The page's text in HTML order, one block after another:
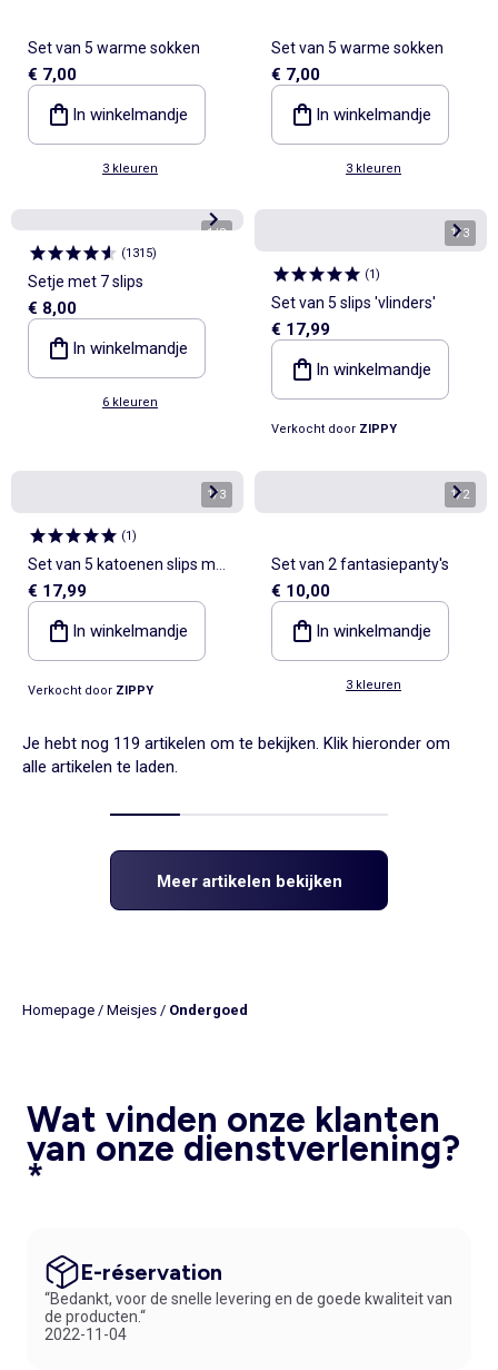
Set van 5 warme sokken
€ 7,00
In winkelmandje
3 kleuren
Set van 5 warme sokken
€ 7,00
In winkelmandje
3 kleuren
1/8
(1315)
Setje met 7 slips
€ 8,00
In winkelmandje
6 kleuren
1/3
(1)
Set van 5 slips 'vlinders'
€ 17,99
In winkelmandje
Verkocht door ZIPPY
1/3
(1)
Set van 5 katoenen slips met
sterrenmotief
€ 17,99
In winkelmandje
Verkocht door ZIPPY
1/2
Set van 2 fantasiepanty's
€ 10,00
In winkelmandje
3 kleuren
Je hebt nog 119 artikelen om te bekijken. Klik hieronder om
alle artikelen te laden.
Meer artikelen bekijken
Homepage / Meisjes / Ondergoed
Wat vinden onze klanten
van onze dienstverlening?
*
E-réservation
“Bedankt, voor de snelle levering en de goede kwaliteit van
de producten.“
2022-11-04